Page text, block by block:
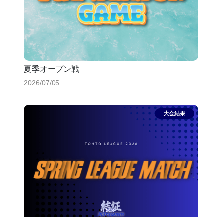
夏季オープン戦
2026/07/05